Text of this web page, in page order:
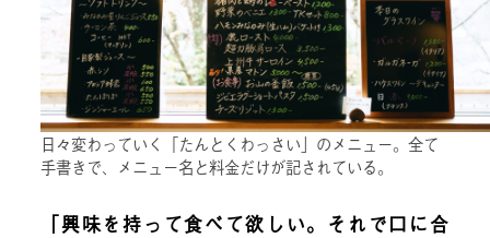
日々変わっていく「たんとくわっさい」のメニュー。全て
手書きで、メニュー名と料金だけが記されている。
「興味を持って食べて欲しい。それで口に合